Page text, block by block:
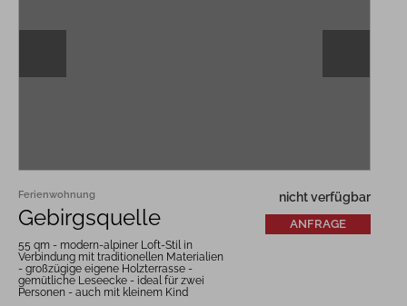
Ferienwohnung
Gebirgsquelle
55 qm - modern-alpiner Loft-Stil in
Verbindung mit traditionellen Materialien
- großzügige eigene Holzterrasse -
gemütliche Leseecke - ideal für zwei
Personen - auch mit kleinem Kind
nicht verfügbar
ANFRAGE